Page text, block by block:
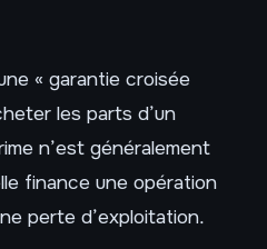
« garantie croisée
les parts d’un
n’est généralement
finance une opération
perte d’exploitation.